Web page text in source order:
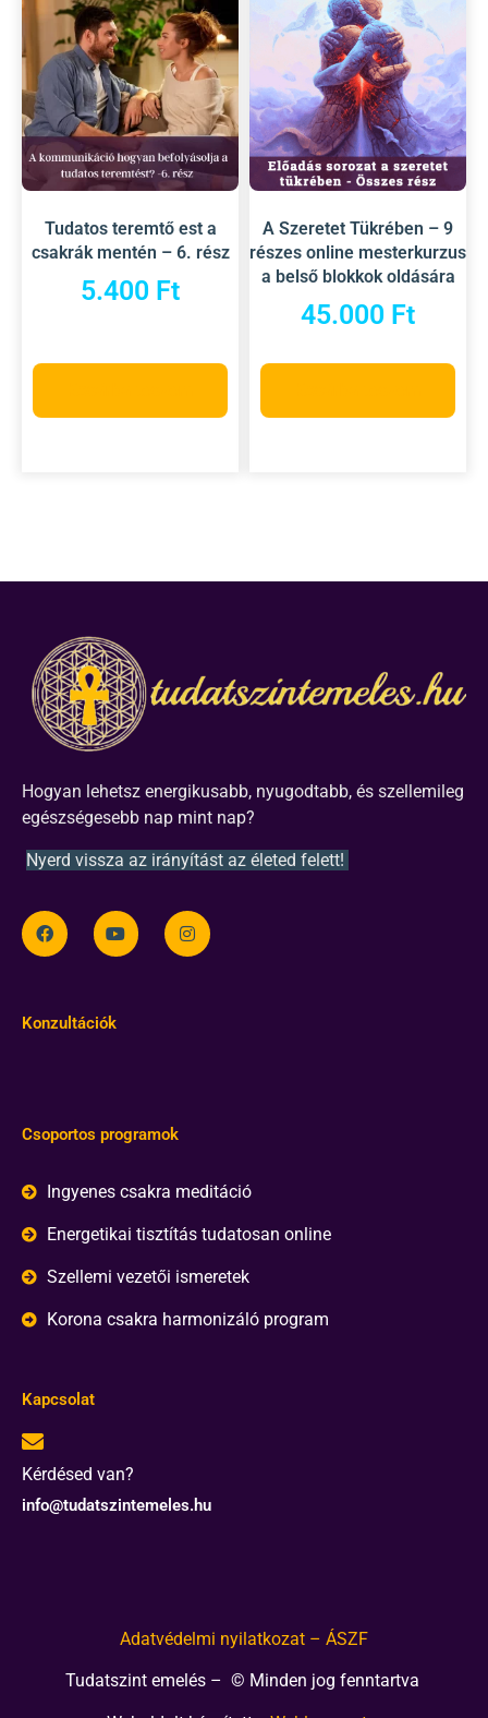
Tudatos teremtő est a
csakrák mentén – 6. rész
5.400 Ft
A Szeretet Tükrében – 9
részes online mesterkurzus
a belső blokkok oldására
45.000 Ft
Hogyan lehetsz energikusabb, nyugodtabb, és szellemileg
egészségesebb nap mint nap?
Nyerd vissza az irányítást az életed felett!
Konzultációk
Csoportos programok
Ingyenes csakra meditáció
Energetikai tisztítás tudatosan online
Szellemi vezetői ismeretek
Korona csakra harmonizáló program
Kapcsolat
Kérdésed van?
info@tudatszintemeles.hu
Adatvédelmi nyilatkozat – ÁSZF
Tudatszint emelés – © Minden jog fenntartva